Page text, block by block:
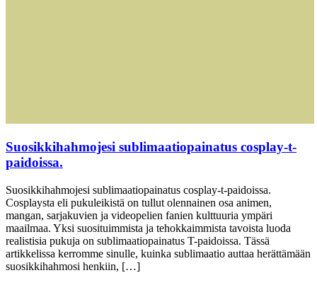
Suosikkihahmojesi sublimaatiopainatus cosplay-t-
paidoissa.
Suosikkihahmojesi sublimaatiopainatus cosplay-t-paidoissa.
Cosplaysta eli pukuleikistä on tullut olennainen osa animen,
mangan, sarjakuvien ja videopelien fanien kulttuuria ympäri
maailmaa. Yksi suosituimmista ja tehokkaimmista tavoista luoda
realistisia pukuja on sublimaatiopainatus T-paidoissa. Tässä
artikkelissa kerromme sinulle, kuinka sublimaatio auttaa herättämään
suosikkihahmosi henkiin, […]